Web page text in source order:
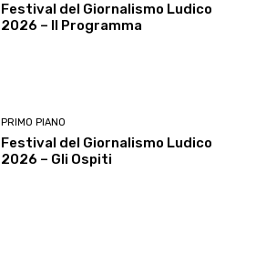
Festival del Giornalismo Ludico
2026 – Il Programma
PRIMO PIANO
Festival del Giornalismo Ludico
2026 – Gli Ospiti